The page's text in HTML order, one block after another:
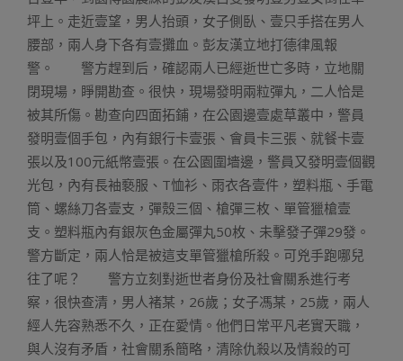
坪上。走近壹望，男人抬頭，女子側臥、壹只手搭在男人
腰部，兩人身下各有壹攤血。彭友漢立地打德律風報
警。 警方趕到后，確認兩人已經逝世亡多時，立地關
閉現場，睜開勘查。很快，現場發明兩粒彈丸，二人恰是
被其所傷。勘查向四面拓鋪，在公園邊壹處草叢中，警員
發明壹個手包，內有銀行卡壹張、會員卡三張、就餐卡壹
張以及100元紙幣壹張。在公園圍墻邊，警員又發明壹個觀
光包，內有長袖褻服、T恤衫、雨衣各壹件，塑料瓶、手電
筒、螺絲刀各壹支，彈殼三個、槍彈三枚、單管獵槍壹
支。塑料瓶內有銀灰色金屬彈丸50枚、未擊發子彈29發。
警方斷定，兩人恰是被這支單管獵槍所殺。可兇手跑哪兒
往了呢？ 警方立刻對逝世者身份及社會關系進行考
察，很快查清，男人褚某，26歲；女子馮某，25歲，兩人
經人先容熟悉不久，正在愛情。他們日常平凡老實天職，
與人沒有矛盾，社會關系簡略，清除仇殺以及情殺的可